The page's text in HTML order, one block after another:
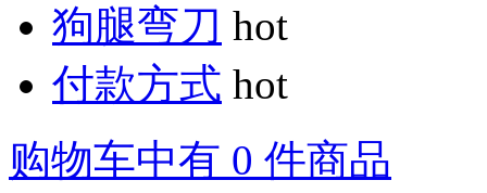
狗腿弯刀 hot
付款方式 hot
购物车中有 0 件商品